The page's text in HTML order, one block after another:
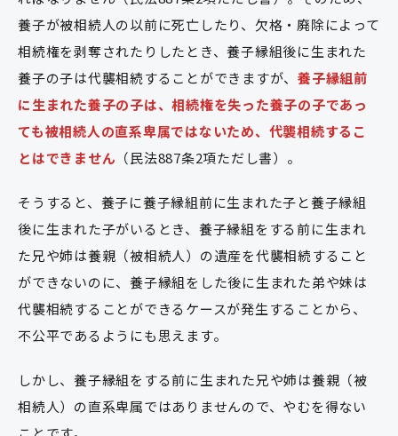
養子が被相続人の以前に死亡したり、欠格・廃除によって
相続権を剥奪されたりしたとき、養子縁組後に生まれた
養子の子は代襲相続することができますが、 養子縁組前
に生まれた養子の子は、相続権を失った養子の子であっ
ても被相続人の直系卑属ではないため、代襲相続するこ
とはできません （民法887条2項ただし書）。
そうすると、養子に養子縁組前に生まれた子と養子縁組
後に生まれた子がいるとき、養子縁組をする前に生まれ
た兄や姉は養親（被相続人）の遺産を代襲相続すること
ができないのに、養子縁組をした後に生まれた弟や妹は
代襲相続することができるケースが発生することから、
不公平であるようにも思えます。
しかし、養子縁組をする前に生まれた兄や姉は養親（被
相続人）の直系卑属ではありませんので、やむを得ない